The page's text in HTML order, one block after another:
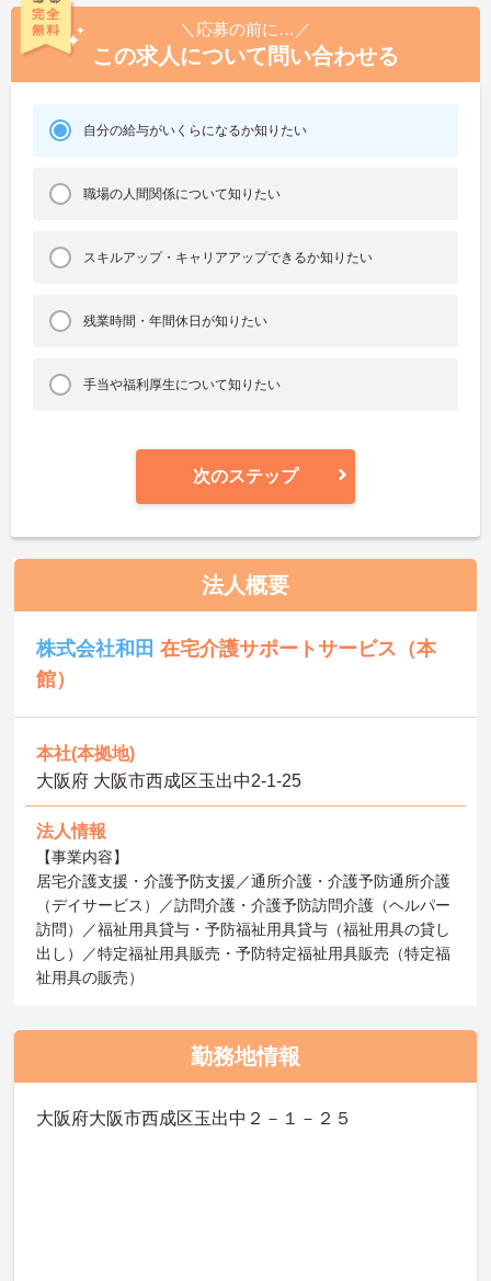
＼応募の前に…／
この求人について問い合わせる
自分の給与がいくらになるか知りたい
職場の人間関係について知りたい
スキルアップ・キャリアアップできるか知りたい
残業時間・年間休日が知りたい
手当や福利厚生について知りたい
次のステップ
法人概要
株式会社和田在宅介護サポートサービス（本
館）
本社(本拠地)
大阪府 大阪市西成区玉出中2-1-25
法人情報
【事業内容】
居宅介護支援・介護予防支援／通所介護・介護予防通所介護
（デイサービス）／訪問介護・介護予防訪問介護（ヘルパー
訪問）／福祉用具貸与・予防福祉用具貸与（福祉用具の貸し
出し）／特定福祉用具販売・予防特定福祉用具販売（特定福
祉用具の販売）
勤務地情報
大阪府大阪市西成区玉出中２－１－２５